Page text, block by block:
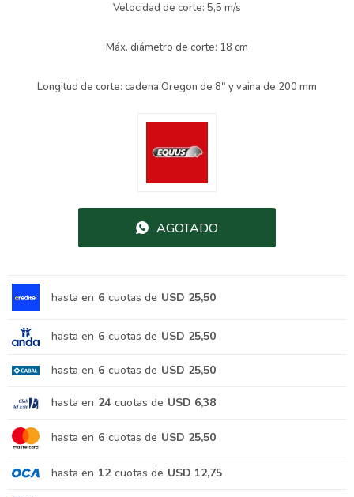
Velocidad de corte: 5,5 m/s
Máx. diámetro de corte: 18 cm
Longitud de corte: cadena Oregon de 8" y vaina de 200 mm
AGOTADO
hasta en 6 cuotas de USD 25,50
hasta en 6 cuotas de USD 25,50
hasta en 6 cuotas de USD 25,50
hasta en 24 cuotas de USD 6,38
hasta en 6 cuotas de USD 25,50
hasta en 12 cuotas de USD 12,75